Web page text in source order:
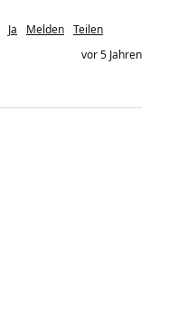
Ja Melden Teilen
vor 5 Jahren